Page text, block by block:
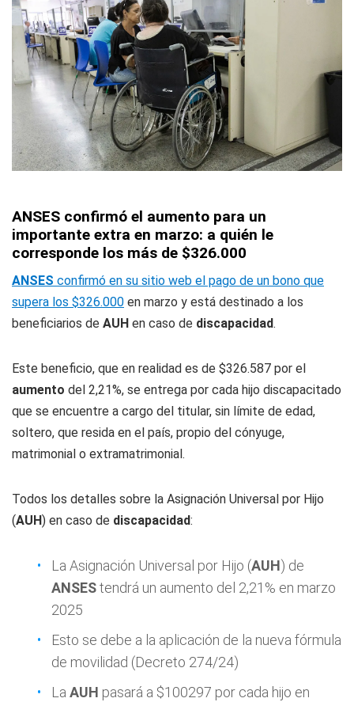
ANSES confirmó el aumento para un
importante extra en marzo: a quién le
corresponde los más de $326.000
ANSES confirmó en su sitio web el pago de un bono que
supera los $326.000 en marzo y está destinado a los
beneficiarios de AUH en caso de discapacidad.
Este beneficio, que en realidad es de $326.587 por el
aumento del 2,21%, se entrega por cada hijo discapacitado
que se encuentre a cargo del titular, sin límite de edad,
soltero, que resida en el país, propio del cónyuge,
matrimonial o extramatrimonial.
Todos los detalles sobre la Asignación Universal por Hijo
(AUH) en caso de discapacidad:
La Asignación Universal por Hijo (AUH) de
ANSEStendrá un aumento del 2,21% en marzo
2025
Esto se debe a la aplicación de la nueva fórmula
de movilidad (Decreto 274/24)
La AUH pasará a $100297 por cada hijo en